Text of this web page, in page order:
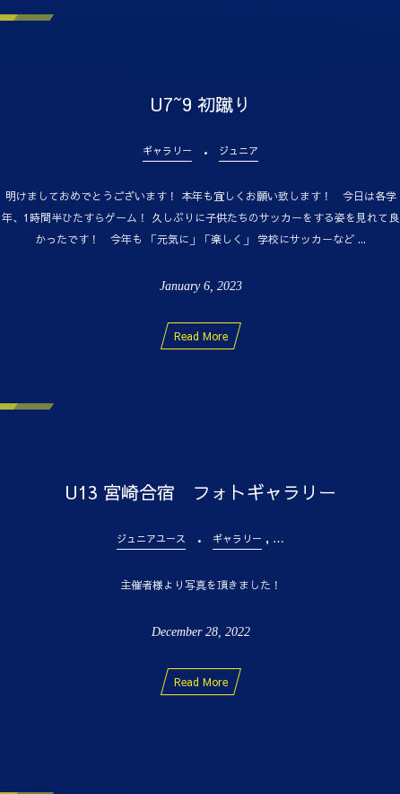
U7~9 初蹴り
ギャラリー ジュニア
明けましておめでとうございます！ 本年も宜しくお願い致します！ 今日は各学
年、1時間半ひたすらゲーム！ 久しぶりに子供たちのサッカーをする姿を見れて良
かったです！ 今年も 「元気に」「楽しく」 学校にサッカーなど ...
January 6, 2023
Read More
U13 宮崎合宿 フォトギャラリー
ジュニアユース ギャラリー , …
主催者様より写真を頂きました！
December 28, 2022
Read More